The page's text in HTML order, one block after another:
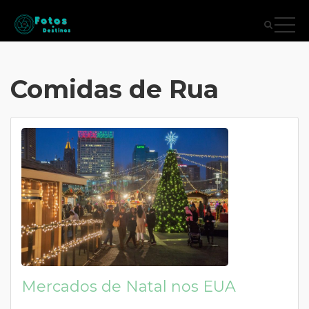
Comidas de Rua
Mercados de Natal nos EUA